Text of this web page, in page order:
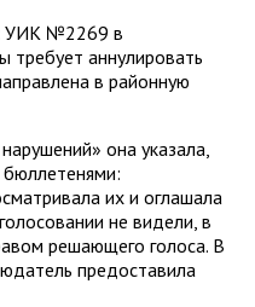
УИК №2269 в
аннулировать
в районную
она указала,
бюллетенями:
их и оглашала
не видели, в
решающего голоса. В
предоставила